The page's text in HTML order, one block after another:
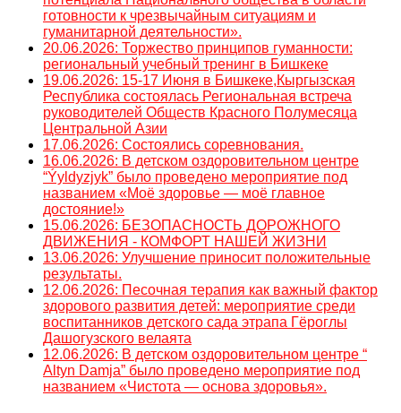
готовности к чрезвычайным ситуациям и
гуманитарной деятельности».
20.06.2026: Торжество принципов гуманности:
региональный учебный тренинг в Бишкеке
19.06.2026: 15-17 Июня в Бишкеке,Кыргызская
Республика состоялась Региональная встреча
руководителей Обществ Красного Полумесяца
Центральной Азии
17.06.2026: Состоялись соревнования.
16.06.2026: В детском оздоровительном центре
“Ýyldyzjyk” было проведено мероприятие под
названием «Моё здоровье — моё главное
достояние!»
15.06.2026: БЕЗОПАСНОСТЬ ДОРОЖНОГО
ДВИЖЕНИЯ - КОМФОРТ НАШЕЙ ЖИЗНИ
13.06.2026: Улучшение приносит положительные
результаты.
12.06.2026: Песочная терапия как важный фактор
здорового развития детей: мероприятие среди
воспитанников детского сада этрапа Гёроглы
Дашогузского велаята
12.06.2026: В детском оздоровительном центре “
Altyn Damja” было проведено мероприятие под
названием «Чистота — основа здоровья».